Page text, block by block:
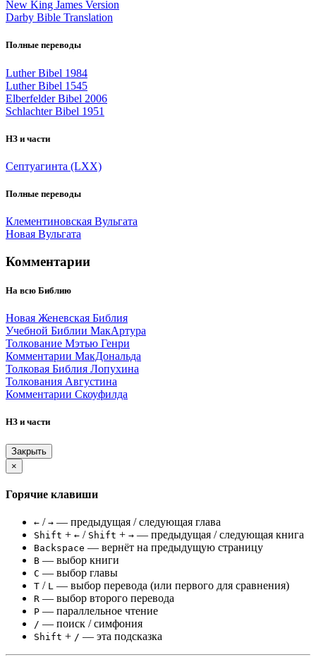
New King James Version
Darby Bible Translation
Полные переводы
Luther Bibel 1984
Luther Bibel 1545
Elberfelder Bibel 2006
Schlachter Bibel 1951
НЗ и части
Септуагинта (LXX)
Полные переводы
Клементиновская Вульгата
Новая Вульгата
Комментарии
На всю Библию
Новая Женевская Библия
Учебной Библии МакАртура
Толкование Мэтью Генри
Комментарии МакДональда
Толковая Библия Лопухина
Толкования Августина
Комментарии Скоуфилда
НЗ и части
Закрыть
×
Горячие клавиши
← / → — предыдущая / следующая глава
Shift + ← / Shift + → — предыдущая / следующая книга
Backspace — вернёт на предыдущую страницу
B — выбор книги
C — выбор главы
T / L — выбор перевода (или первого для сравнения)
R — выбор второго перевода
P — параллельное чтение
/ — поиск / симфония
Shift + / — эта подсказка